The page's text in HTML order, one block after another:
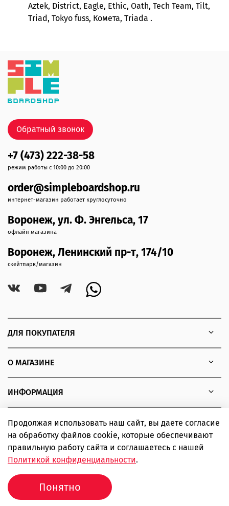
Aztek, District, Eagle, Ethic, Oath, Tech Team, Tilt,
Triad, Tokyo fuss, Комета, Triada .
ДЛЯ ПОКУПАТЕЛЯ
О МАГАЗИНЕ
ИНФОРМАЦИЯ
+7 (473) 222-38-58
режим работы с 10:00 до 20:00
order@simpleboardshop.ru
интернет-магазин работает круглосуточно
Воронеж, ул. Ф. Энгельса, 17
офлайн магазина
Воронеж, Ленинский пр-т, 174/10
скейтпарк/магазин
Обратный звонок
Copyright © 2010 - 2026 Интернет-магазин товаров для
экстремальных видов спорта SIMPLE boardshop
ИП Шаповалов Дмитрий Александрович ИНН 366319502443
ОГРНИП 310366823500102
Продвижение сайта - Иванов Егор
Продолжая использовать наш сайт, вы даете согласие
на обработку файлов cookie, которые обеспечивают
правильную работу сайта и соглашаетесь с нашей
Политикой конфиденциальности.
Понятно